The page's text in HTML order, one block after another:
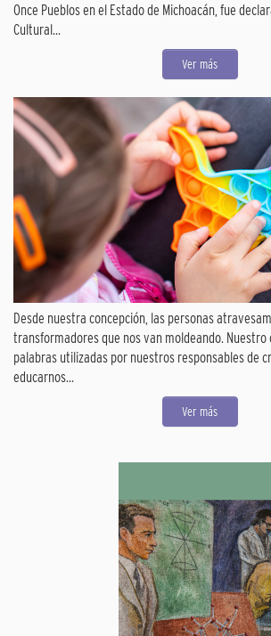
Once Pueblos en el Estado de Michoacán, fue
Cultural...
Ver más
Desde nuestra concepción, las personas
transformadores que nos van moldeando. Nuestro
palabras utilizadas por nuestros responsables de
educarnos...
Ver más